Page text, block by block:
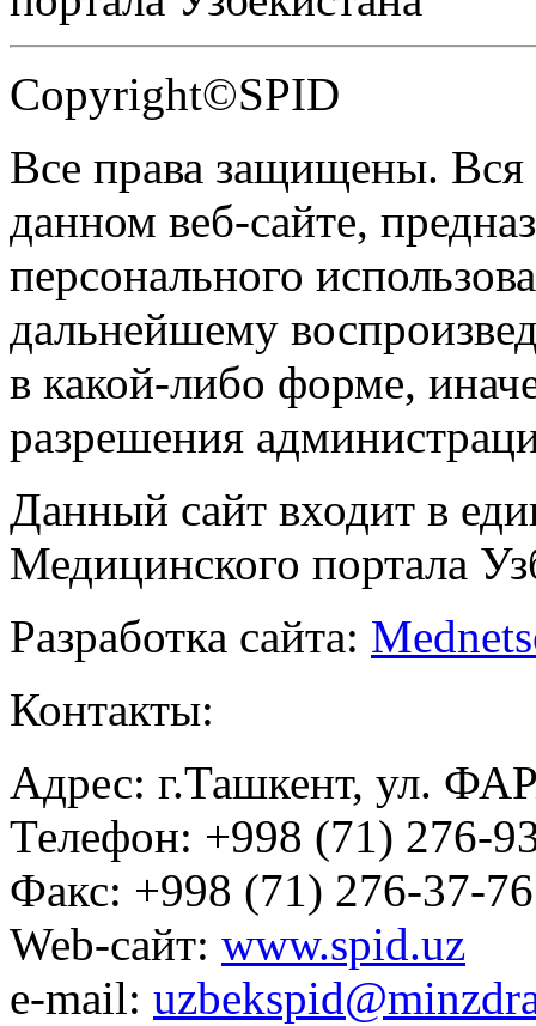
Copyright©SPID
Все права защищены.
данном веб-сайте,
персонального
дальнейшему
в какой-либо форме,
разрешения
Данный сайт входит в
Медицинского портала
Разработка сайта:
Контакты:
Адрес: г.Ташкент, ул.
Телефон: +998 (71) 276-
Факс: +998 (71) 276-37-76
Web-сайт: www.spid.uz
e-mail: